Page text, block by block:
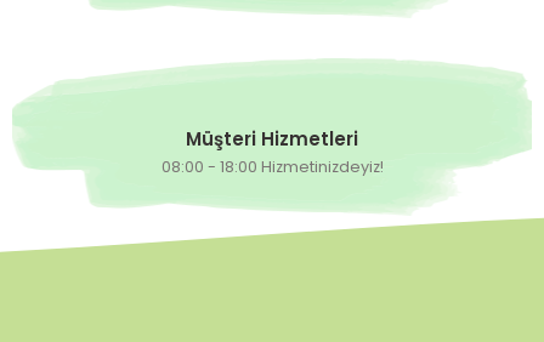
Müşteri Hizmetleri
08:00 - 18:00 Hizmetinizdeyiz!